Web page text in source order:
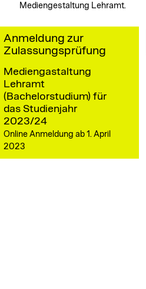
Mediengestaltung Lehramt.
Anmeldung zur
Zulassungsprüfung
Mediengastaltung
Lehramt
(Bachelorstudium) für
das Studienjahr
2023/24
Online Anmeldung ab 1. April
2023